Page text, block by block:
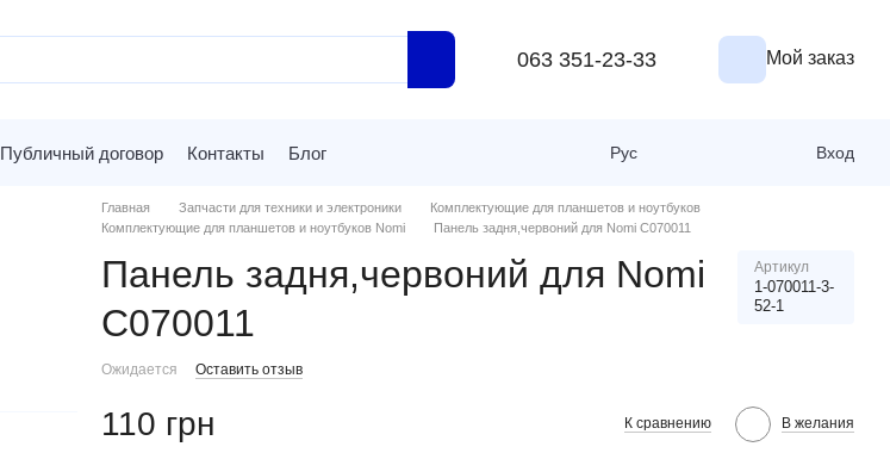
063 351-23-33 Мой заказ
Публичный договор Контакты Блог Рус Вход
Главная Запчасти для техники и электроники
Комплектующие для планшетов и ноутбуков
Комплектующие для планшетов и ноутбуков Nomi
Панель задня,червоний для Nomi C070011
Панель задня,червоний для Nomi
C070011
Артикул
1-070011-3-
52-1
Ожидается Оставить отзыв
110 грн К сравнению В желания